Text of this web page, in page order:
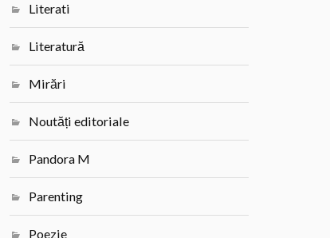
Literati
Literatură
Mirări
Noutăți editoriale
Pandora M
Parenting
Poezie